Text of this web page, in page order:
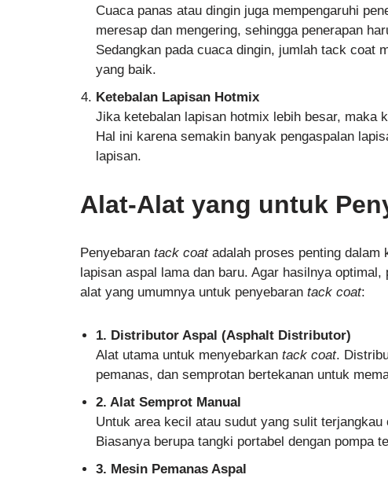
Cuaca panas atau dingin juga mempengaruhi
meresap dan mengering, sehingga penerapan
Sedangkan pada cuaca dingin, jumlah tack coat
yang baik.
Ketebalan Lapisan Hotmix
Jika ketebalan lapisan hotmix lebih besar, maka
Hal ini karena semakin banyak pengaspalan
lapisan.
Alat-Alat yang untuk
Penyebaran tack coatadalah proses penting dalam
lapisan aspal lama dan baru. Agar hasilnya
alat yang umumnya untuk penyebaran tack coat:
1. Distributor Aspal (Asphalt Distributor)
Alat utama untuk menyebarkan tack coat.
pemanas, dan semprotan bertekanan untuk
2. Alat Semprot Manual
Untuk area kecil atau sudut yang sulit
Biasanya berupa tangki portabel dengan pompa
3. Mesin Pemanas Aspal